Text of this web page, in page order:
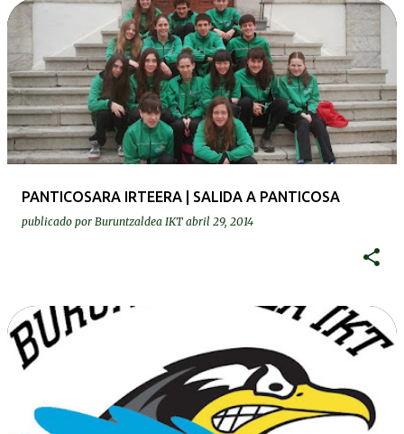
PANTICOSARA IRTEERA | SALIDA A PANTICOSA
publicado por Buruntzaldea IKT abril 29, 2014